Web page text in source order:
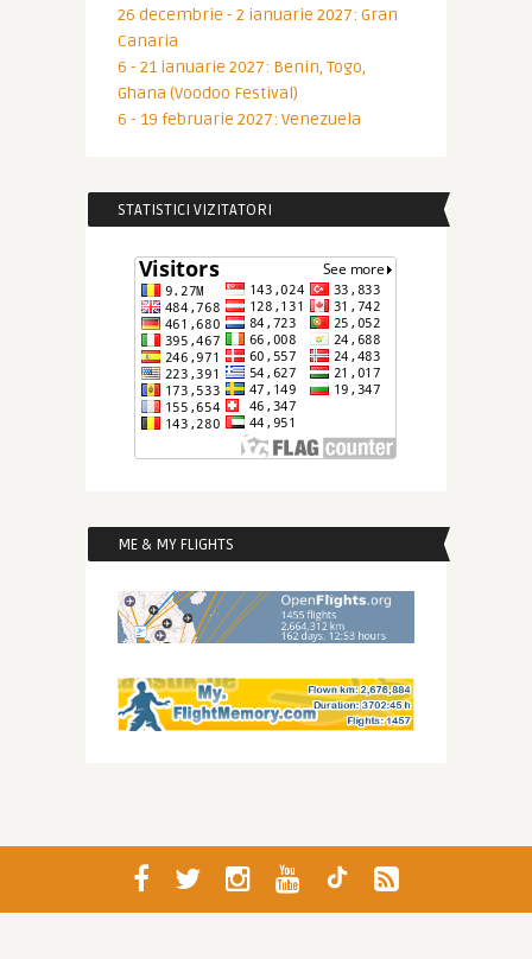
26 decembrie - 2 ianuarie 2027: Gran
Canaria
6 - 21 ianuarie 2027: Benin, Togo,
Ghana (Voodoo Festival)
6 - 19 februarie 2027: Venezuela
STATISTICI VIZITATORI
ME & MY FLIGHTS